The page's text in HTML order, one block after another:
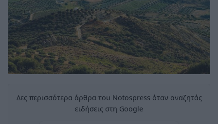
Δες περισσότερα άρθρα του Notospress όταν αναζητάς
ειδήσεις στη Google